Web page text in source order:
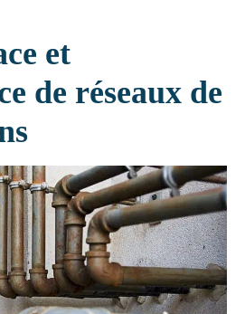
et
de réseaux de